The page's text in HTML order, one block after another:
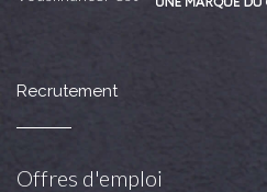
Recrutement
Offres d'emploi